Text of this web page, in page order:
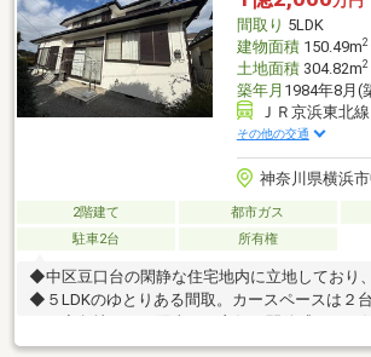
━━━━━・・・物件の詳細・ご相談はお気軽に
ださい。
間取り 5LDK
建物面積150.49m2
土地面積304.82m2
築年月 1984年8月(
ＪＲ京浜東北
その他の交通
神奈川県横浜
2階建て 都市ガス
駐車2台
所有権
◆中区豆口台の閑静な住宅地内に立地しており
◆５LDKのゆとりある間取。カースペースは２台
ます◆角地につき陽当たり良好、開放感がある
りある敷地（約９２坪）お土地としてもご検討